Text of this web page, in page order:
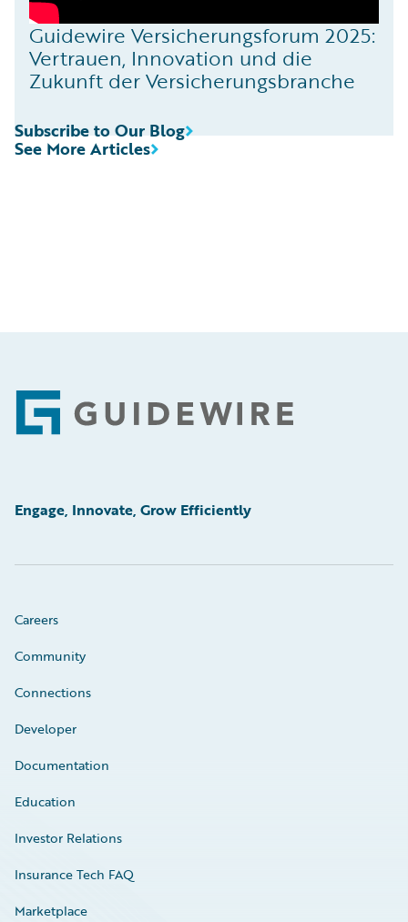
Guidewire Versicherungsforum 2025:
Vertrauen, Innovation und die
Zukunft der Versicherungsbranche
See More Articles
Subscribe to Our Blog
Footer
Engage, Innovate, Grow Efficiently
Careers
Community
Connections
Developer
Documentation
Education
Investor Relations
Insurance Tech FAQ
Marketplace